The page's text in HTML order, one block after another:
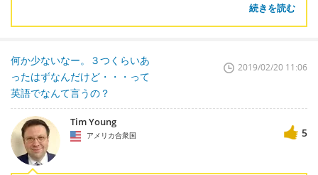
続きを読む
何か少ないなー。３つくらいあ
ったはずなんだけど・・・って
英語でなんて言うの？
2019/02/20 11:06
Tim Young
アメリカ合衆国 5